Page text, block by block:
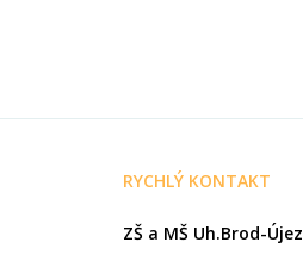
RYCHLÝ KONTAKT
ZŠ a MŠ Uh.Brod-